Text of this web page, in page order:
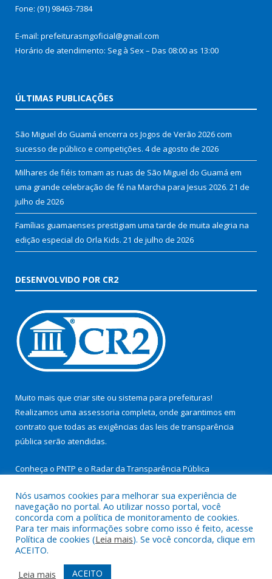
Fone: (91) 98463-7384
E-mail: prefeiturasmgoficial@gmail.com
Horário de atendimento: Seg à Sex – Das 08:00 as 13:00
ÚLTIMAS PUBLICAÇÕES
São Miguel do Guamá encerra os Jogos de Verão 2026 com
sucesso de público e competições. 4 de agosto de 2026
Milhares de fiéis tomam as ruas de São Miguel do Guamá em
uma grande celebração de fé na Marcha para Jesus 2026. 21 de
julho de 2026
Famílias guamaenses prestigiam uma tarde de muita alegria na
edição especial do Orla Kids. 21 de julho de 2026
DESENVOLVIDO POR CR2
Muito mais que criar site ou sistema para prefeituras!
Realizamos uma assessoria completa, onde garantimos em
contrato que todas as exigências das leis de transparência
pública serão atendidas.
Conheça o PNTP e o Radar da Transparência Pública
Todos os direitos reservados a Prefeitura Municipal de São
Miguel do Guamá.
Mapa do Site
Acessar Área Administrativa
Nós usamos cookies para melhorar sua experiência de
navegação no portal. Ao utilizar nosso portal, você
concorda com a política de monitoramento de cookies.
Para ter mais informações sobre como isso é feito, acesse
Política de cookies (Leia mais). Se você concorda, clique em
ACEITO.
Leia mais
ACEITO